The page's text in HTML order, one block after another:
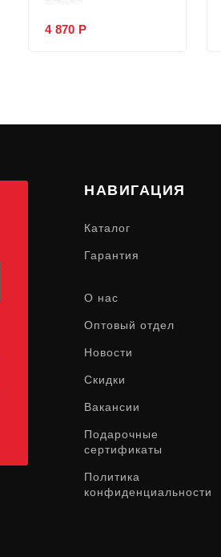
4 870 Р
НАВИГАЦИЯ
Каталог
Гарантия
О нас
Оптовый отдел
Новости
Скидки
Вакансии
Подарочные
сертификаты
Политика
конфиденциальности